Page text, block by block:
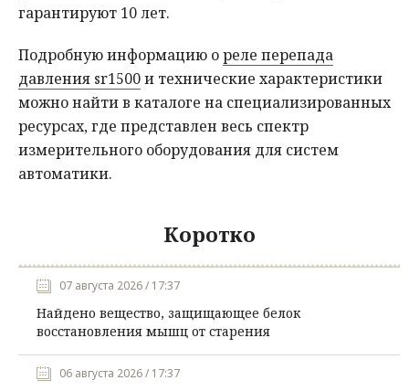
гарантируют 10 лет.
Подробную информацию ореле перепада
давления sr1500и технические характеристики
можно найти в каталоге на специализированных
ресурсах, где представлен весь спектр
измерительного оборудования для систем
автоматики.
Коротко
07 августа 2026 / 17:37
Найдено вещество, защищающее белок
восстановления мышц от старения
06 августа 2026 / 17:37